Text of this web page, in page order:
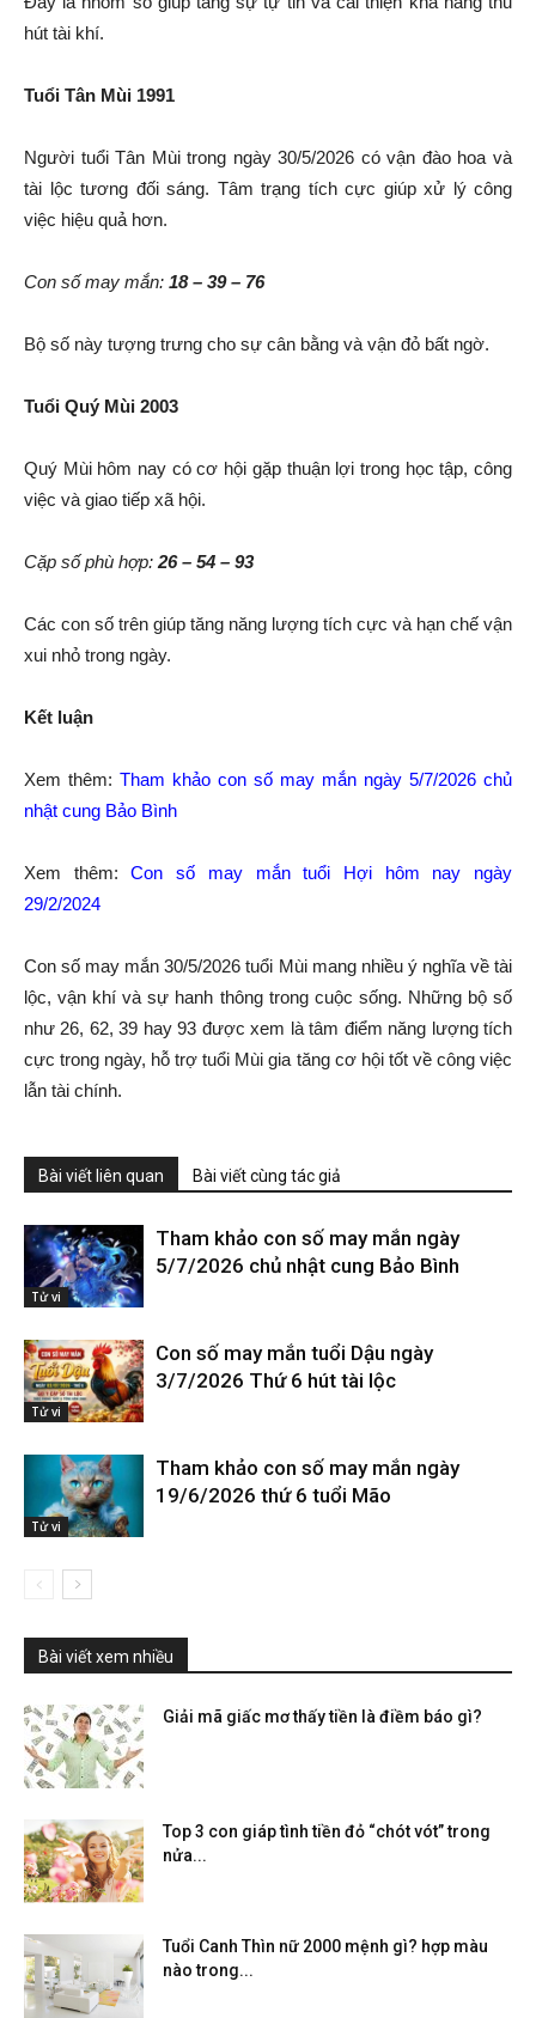
hút tài khí.
Tuổi Tân Mùi 1991
Người tuổi Tân Mùi trong ngày 30/5/2026 có vận đào hoa và
tài lộc tương đối sáng. Tâm trạng tích cực giúp xử lý công
việc hiệu quả hơn.
Con số may mắn: 18 – 39 – 76
Bộ số này tượng trưng cho sự cân bằng và vận đỏ bất ngờ.
Tuổi Quý Mùi 2003
Quý Mùi hôm nay có cơ hội gặp thuận lợi trong học tập, công
việc và giao tiếp xã hội.
Cặp số phù hợp:26 – 54 – 93
Các con số trên giúp tăng năng lượng tích cực và hạn chế vận
xui nhỏ trong ngày.
Kết luận
Xem thêm: Tham khảo con số may mắn ngày 5/7/2026 chủ
nhật cung Bảo Bình
Xem thêm:Con số may mắn tuổi Hợi hôm nay ngày
29/2/2024
Con số may mắn 30/5/2026 tuổi Mùi mang nhiều ý nghĩa về tài
lộc, vận khí và sự hanh thông trong cuộc sống. Những bộ số
như 26, 62, 39 hay 93 được xem là tâm điểm năng lượng tích
cực trong ngày, hỗ trợ tuổi Mùi gia tăng cơ hội tốt về công việc
lẫn tài chính.
Bài viết liên quan Bài viết cùng tác giả
Tử vi
Tham khảo con số may mắn ngày
5/7/2026 chủ nhật cung Bảo Bình
Tử vi
Con số may mắn tuổi Dậu ngày
3/7/2026 Thứ 6 hút tài lộc
Tử vi
Tham khảo con số may mắn ngày
19/6/2026 thứ 6 tuổi Mão
Bài viết xem nhiều
Giải mã giấc mơ thấy tiền là điềm báo gì?
Top 3 con giáp tình tiền đỏ “chót vót” trong
nửa...
Tuổi Canh Thìn nữ 2000 mệnh gì? hợp màu
nào trong...